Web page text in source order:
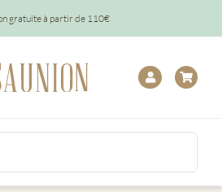
gratuite à partir de 110€